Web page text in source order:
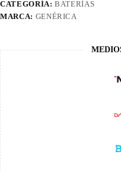
CATEGORÍA:BATERÍAS
MARCA: GENÉRICA